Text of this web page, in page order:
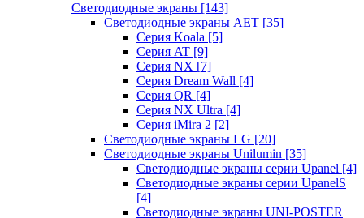
Светодиодные экраны [143]
Светодиодные экраны AET [35]
Cерия Koala [5]
Серия AT [9]
Серия NX [7]
Серия Dream Wall [4]
Серия QR [4]
Серия NX Ultra [4]
Серия iMira 2 [2]
Светодиодные экраны LG [20]
Светодиодные экраны Unilumin [35]
Светодиодные экраны серии Upanel [4]
Светодиодные экраны серии UpanelS
[4]
Светодиодные экраны UNI-POSTER